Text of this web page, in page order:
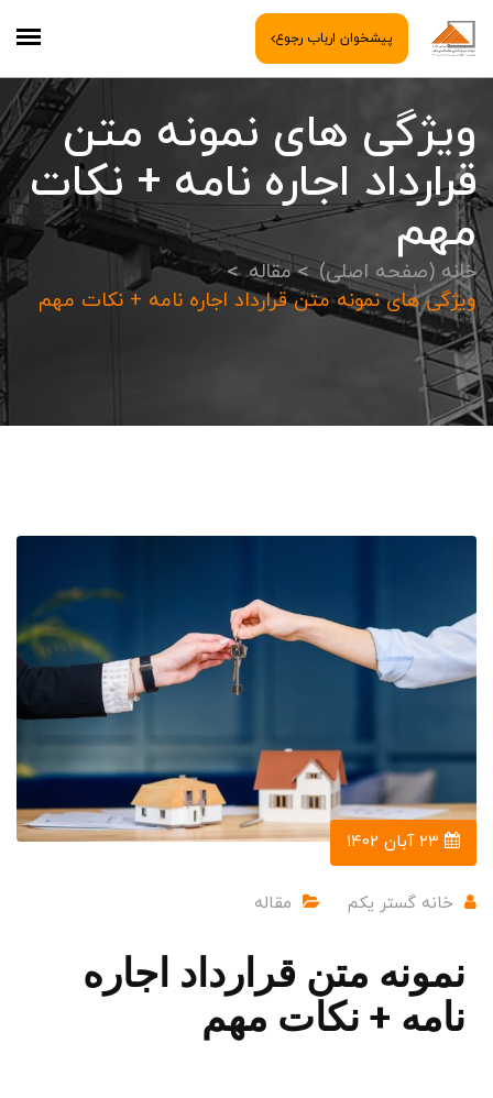
پیشخوان ارباب رجوع
ویژگی های نمونه متن
قرارداد اجاره نامه + نکات
مهم
خانه (صفحه اصلی)
مقاله
ویژگی های نمونه متن قرارداد اجاره نامه + نکات مهم
خانه گستر یکم مقاله
نمونه متن قرارداد اجاره
نامه + نکات مهم